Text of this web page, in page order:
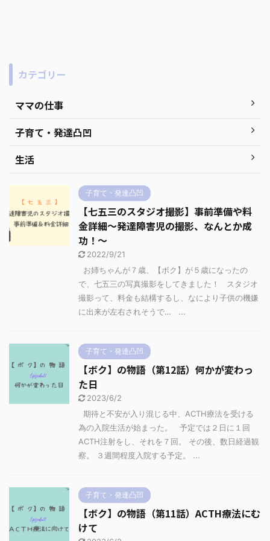
カテゴリー
ママの仕事
子育て・発達凸凹
生活
子育て・発達凸凹
【七五三のスタジオ撮影】事前準備や料
金詳細～発達障害児の撮影、なんとか成
功！～
2022/9/21
お姉ちゃんが７歳、【ボク】が５歳になったの
で、七五三の写真撮影をしてきました！ スタジオ
撮影って、料金も結構するし、なにより子供の機嫌
に出来が左右されそうで… ...
子育て・発達凸凹
【ボク】の物語（第12話）何かが変わっ
た日
2023/6/2
期待と不安が入り混じる中、ACTH療法を受ける
為の入院生活が始まった。 予定では２日に１回
ACTH注射をし、それを７回。 その後、数日経過観
察。 ３週間程度入院する予定。 ...
子育て・発達凸凹
【ボク】の物語（第11話）ACTH療法にむ
けて